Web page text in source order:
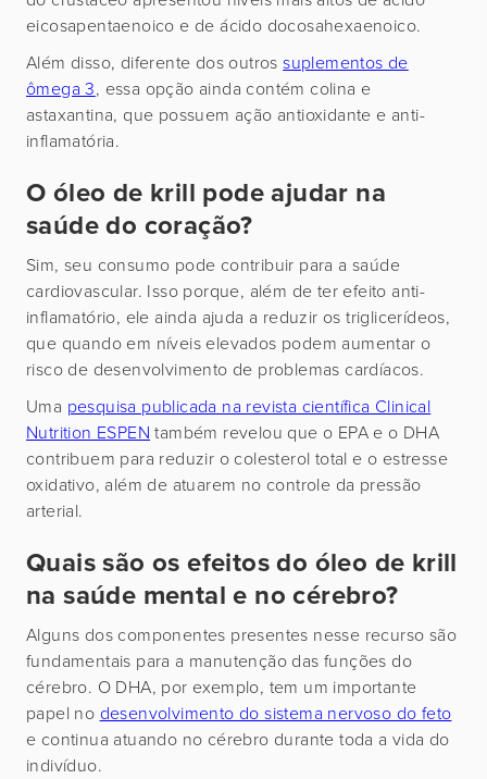
eicosapentaenoico e de ácido docosahexaenoico.
Além disso, diferente dos outrossuplementos de
ômega 3, essa opção ainda contém colina e
astaxantina, que possuem ação antioxidante e anti-
inflamatória.
O óleo de krill pode ajudar na
saúde do coração?
Sim, seu consumo pode contribuir para a saúde
cardiovascular. Isso porque, além de ter efeito anti-
inflamatório, ele ainda ajuda a reduzir os triglicerídeos,
que quando em níveis elevados podem aumentar o
risco de desenvolvimento de problemas cardíacos.
Uma pesquisa publicada na revista científica Clinical
Nutrition ESPEN também revelou que o EPA e o DHA
contribuem para reduzir o colesterol total e o estresse
oxidativo, além de atuarem no controle da pressão
arterial.
Quais são os efeitos do óleo de krill
na saúde mental e no cérebro?
Alguns dos componentes presentes nesse recurso são
fundamentais para a manutenção das funções do
cérebro. O DHA, por exemplo, tem um importante
papel no desenvolvimento do sistema nervoso do feto
e continua atuando no cérebro durante toda a vida do
indivíduo.